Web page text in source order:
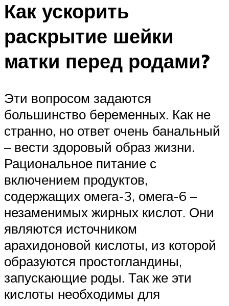
Как ускорить
раскрытие шейки
матки перед родами?
Эти вопросом задаются
большинство беременных. Как не
странно, но ответ очень банальный
– вести здоровый образ жизни.
Рациональное питание с
включением продуктов,
содержащих омега-3, омега-6 –
незаменимых жирных кислот. Они
являются источником
арахидоновой кислоты, из которой
образуются простогландины,
запускающие роды. Так же эти
кислоты необходимы для